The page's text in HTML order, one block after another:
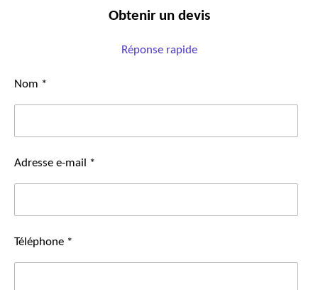
Obtenir un devis
Réponse rapide
Nom *
Adresse e-mail *
Téléphone *